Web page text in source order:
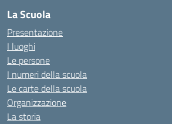
La Scuola
Presentazione
I luoghi
Le persone
I numeri della scuola
Le carte della scuola
Organizzazione
La storia